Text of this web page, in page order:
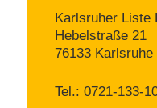
Karlsruher Liste
Hebelstraße 21
76133 Karlsruhe
Tel.: 0721-133-